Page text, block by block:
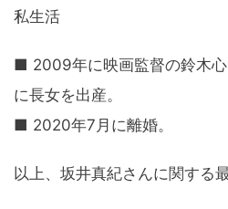
私生活
■ 2009年に映画監督の鈴木心
に長女を出産。
■ 2020年7月に離婚。
以上、坂井真紀さんに関する